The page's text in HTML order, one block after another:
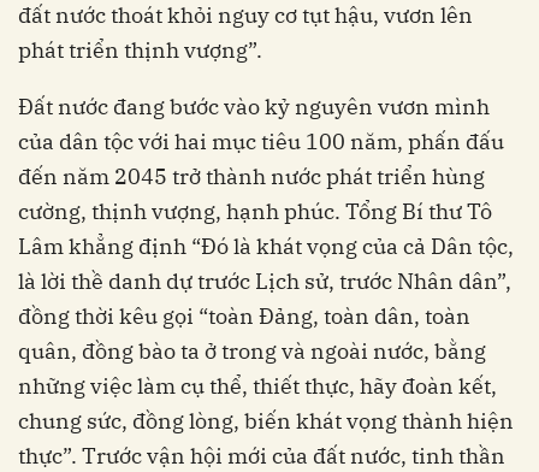
đất nước thoát khỏi nguy cơ tụt hậu, vươn lên
phát triển thịnh vượng”.
Đất nước đang bước vào kỷ nguyên vươn mình
của dân tộc với hai mục tiêu 100 năm, phấn đấu
đến năm 2045 trở thành nước phát triển hùng
cường, thịnh vượng, hạnh phúc. Tổng Bí thư Tô
Lâm khẳng định “Đó là khát vọng của cả Dân tộc,
là lời thề danh dự trước Lịch sử, trước Nhân dân”,
đồng thời kêu gọi “toàn Đảng, toàn dân, toàn
quân, đồng bào ta ở trong và ngoài nước, bằng
những việc làm cụ thể, thiết thực, hãy đoàn kết,
chung sức, đồng lòng, biến khát vọng thành hiện
thực”. Trước vận hội mới của đất nước, tinh thần